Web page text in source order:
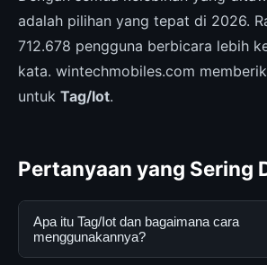
adalah pilihan yang tepat di 2026.
712.678 pengguna berbicara lebih
kata. wintechmobiles.com
untuk Tag/Iot.
Pertanyaan yang Sering
Apa itu Tag/Iot dan bagaimana cara
menggunakannya?